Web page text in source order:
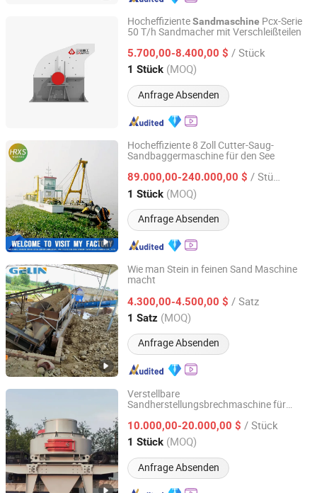
HocheffizienteSandmaschine Pcx-Serie
50 T/h Sandmacher mit Verschleißteilen
5.700,00-8.400,00 $ / Stück
1 Stück (MOQ)
Anfrage Absenden
Chongqing Sanming Heavy Industry Co., Ltd.
Chongqing, China Seit 2024
Hocheffiziente 8 Zoll Cutter-Saug-
Sandbaggermaschine für den See
89.000,00-240.000,00 $ / Stück
1 Stück (MOQ)
Anfrage Absenden
Weifang Hairui Xinsheng Environmental Protection
Equipment Manufacturing Co., Ltd.
Shandong, China Seit 2024
Wie man Stein in feinen Sand Maschine
macht
4.300,00-4.500,00 $ / Satz
1 Satz (MOQ)
Anfrage Absenden
Ganzhou Gelin Mining Machinery Co., Ltd.
Jiangxi, China Seit 2012
Verstellbare
Sandherstellungsbrechmaschine für
10.000,00-20.000,00 $ / Stück
1 Stück (MOQ)
Anfrage Absenden
Lianyungang Hengpeng Machinery Equipment Co., Ltd.
Jiangsu, China Seit 2025